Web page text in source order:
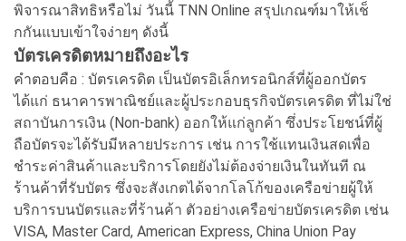
พิจารณาสิทธิหรือไม่ วันนี้ TNN Online สรุปเกณฑ์มาให้เช็
กกันแบบเข้าใจง่ายๆ ดังนี้
บัตรเครดิตหมายถึงอะไร
คำตอบคือ : บัตรเครดิต เป็นบัตรอิเล็กทรอนิกส์ที่ผู้ออกบัตร
ได้แก่ ธนาคารพาณิชย์และผู้ประกอบธุรกิจบัตรเครดิต ที่ไม่ใช่
สถาบันการเงิน (Non-bank) ออกให้แก่ลูกค้า ซึ่งประโยชน์ที่ผู้
ถือบัตรจะได้รับมีหลายประการ เช่น การใช้แทนเงินสดเพื่อ
ชำระค่าสินค้าและบริการโดยยังไม่ต้องจ่ายเงินในทันที ณ
ร้านค้าที่รับบัตร ซึ่งจะสังเกตได้จากโลโก้ของเครือข่ายผู้ให้
บริการบนบัตรและที่ร้านค้า ตัวอย่างเครือข่ายบัตรเครดิต เช่น
VISA, Master Card, American Express, China Union Pay